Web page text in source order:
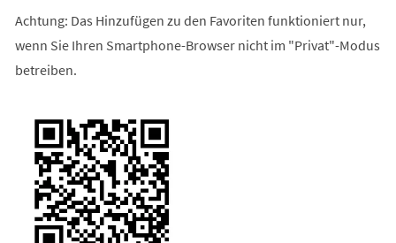
Achtung: Das Hinzufügen zu den Favoriten funktioniert nur,
wenn Sie Ihren Smartphone-Browser nicht im "Privat"-Modus
betreiben.